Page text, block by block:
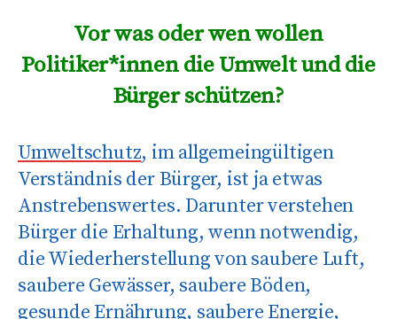
Vor was oder wen wollen
Politiker*innen die Umwelt und die
Bürger schützen?
Umweltschutz, im allgemeingültigen
Verständnis der Bürger, ist ja etwas
Anstrebenswertes. Darunter verstehen
Bürger die Erhaltung, wenn notwendig,
die Wiederherstellung von saubere Luft,
saubere Gewässer, saubere Böden,
gesunde Ernährung, saubere Energie,